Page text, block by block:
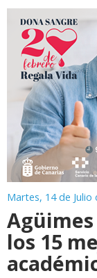
Martes, 14 de Julio
los 15